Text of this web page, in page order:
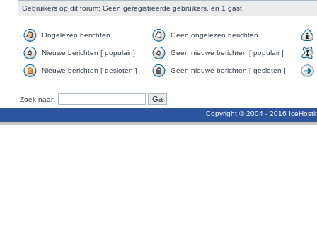
Gebruikers op dit forum: Geen geregistreerde gebruikers. en 1 gast
Ongelezen berichten Geen ongelezen berichten
Nieuwe berichten [ populair ] Geen nieuwe berichten [ populair ]
Nieuwe berichten [ gesloten ] Geen nieuwe berichten [ gesloten ]
Zoek naar:
Copyright © 2004 - 2016